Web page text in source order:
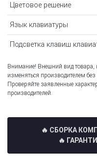
Цветовое решение
Язык клавиатуры
Подсветка клавиш
Внимание! Внешний вид товара,
изменяться производителем
Проверяйте заявленные
производителей.
🔥 СБОРКА
🔥